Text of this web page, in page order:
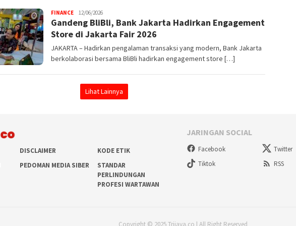
FINANCE Trijaya
.co
12/06/2026
Gandeng BliBli, Bank Jakarta Hadirkan Engagement
Store di Jakarta Fair 2026
JAKARTA – Hadirkan pengalaman transaksi yang modern, Bank Jakarta
berkolaborasi bersama BliBli hadirkan engagement store […]
Lihat Lainnya
DISCLAIMER
KODE ETIK
PEDOMAN MEDIA SIBER
STANDAR
PERLINDUNGAN
PROFESI WARTAWAN
JARINGAN SOCIAL
Facebook Twitter
Tiktok
RSS